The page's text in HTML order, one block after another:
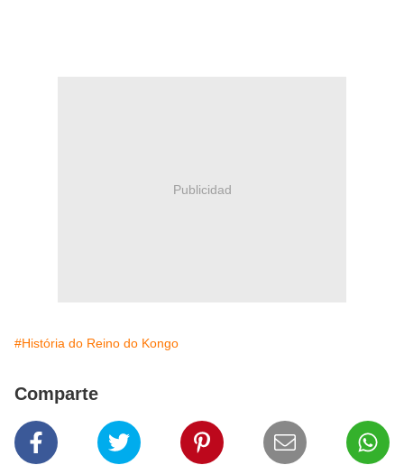
Publicidad
#História do Reino do Kongo
Comparte